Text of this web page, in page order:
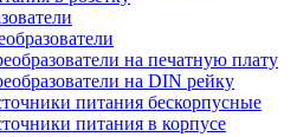
на печатную плату
на DIN рейку
питания бескорпусные
питания в корпусе